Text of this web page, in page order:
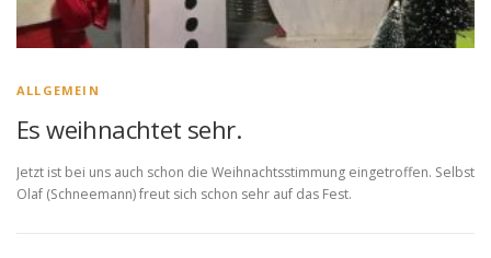
ALLGEMEIN
Es weihnachtet sehr.
Jetzt ist bei uns auch schon die Weihnachtsstimmung eingetroffen. Selbst
Olaf (Schneemann) freut sich schon sehr auf das Fest.